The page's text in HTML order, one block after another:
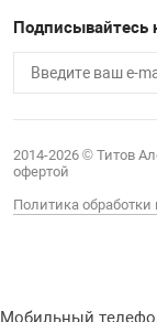
Подписывайтесь
2014-2026 © Титов
офертой
Политика
Мобильный